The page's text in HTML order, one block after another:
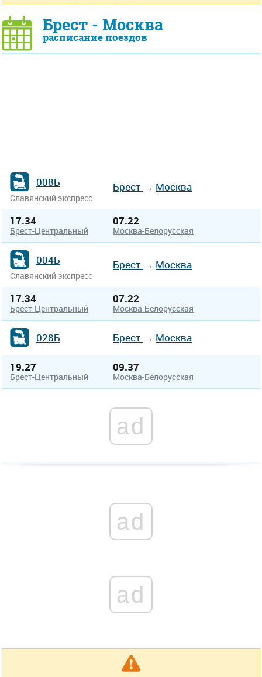
Брест - Москва
расписание поездов
008Б
Славянский экспресс
Брест → Москва
17.34
Брест-Центральный
07.22
Москва-Белорусская
004Б
Славянский экспресс
Брест → Москва
17.34
Брест-Центральный
07.22
Москва-Белорусская
028Б Брест → Москва
19.27
Брест-Центральный
09.37
Москва-Белорусская
ad
ad
ad